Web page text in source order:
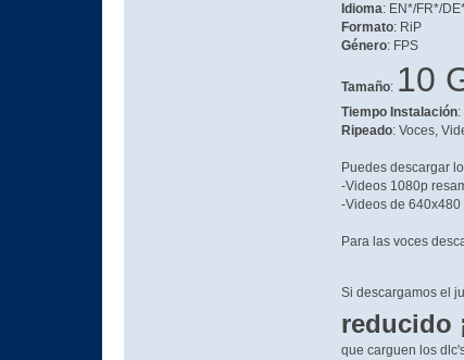
Idioma: EN*/FR*/
Formato: RiP
Género: FPS
Tamaño: 10
Tiempo Instalación:
Ripeado: Voces,
Puedes descargar
-Videos 1080p
-Videos de
Para las voces
Si descargamos el
reducido
que carguen los